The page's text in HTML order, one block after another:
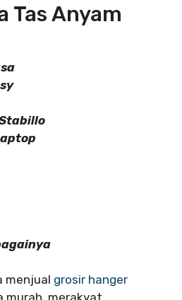
Tas Anyam
menjual grosir hanger